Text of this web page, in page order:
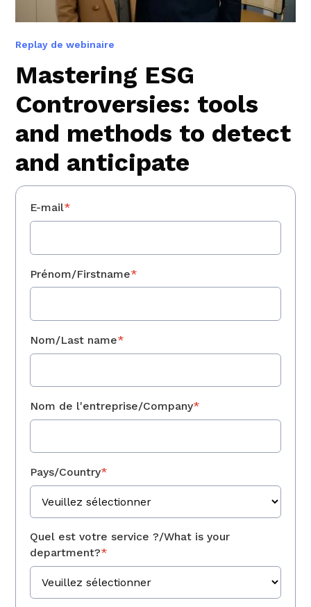
Replay de webinaire
Mastering ESG
Controversies: tools
and methods to detect
and anticipate
E-mail*
Prénom/Firstname*
Nom/Last name*
Nom de l'entreprise/Company*
Pays/Country*
Quel est votre service ?/What is your
department?*